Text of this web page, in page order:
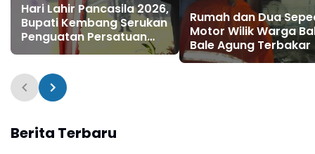
Hari Lahir Pancasila 2026,
Bupati Kembang Serukan
Penguatan Persatuan
dan Gotong Royong di
Global
Rumah dan Dua
Motor Wilik Warga
Bale Agung Terbakar
Berita Terbaru